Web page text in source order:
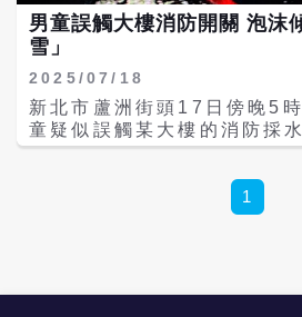
男童誤觸大樓消防開關 泡沫
雪」
2025/07/18
新北市蘆洲街頭17日傍晚5
童疑似誤觸某大樓的消防採
白色泡沫噴灑滿街，也驚嚇
料，這一場突發的「泡沫奇
1